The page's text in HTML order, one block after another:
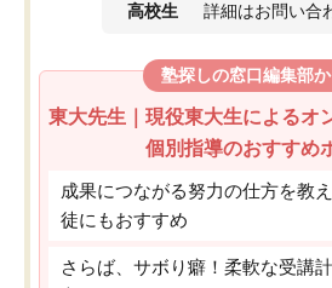
高校生 詳細はお問い合
塾探しの窓口編集部
東大先生｜現役東大生によるオ
個別指導のおすすめ
成果につながる努力の仕方を教
徒にもおすすめ
さらば、サボり癖！柔軟な受講